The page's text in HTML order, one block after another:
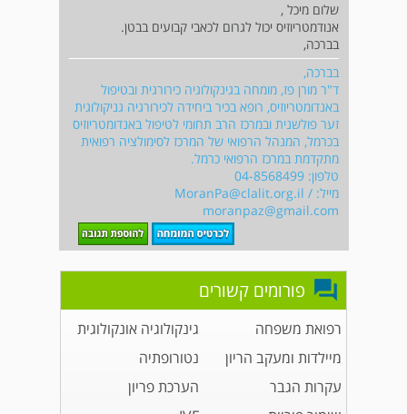
שלום מיכל ,
אנודמטריוזיס יכול לגרום לכאבי קבועים בבטן.
בברכה,
בברכה,
ד"ר מורן פז, מומחה בגינקולוגיה כירורגית ובטיפול
באנדומטריוזיס, רופא בכיר ביחידה לכירורגיה גניקולוגית
זער פולשנית ובמרכז הרב תחומי לטיפול באנדומטריוזיס
בכרמל, המנהל הרפואי של המרכז לסימולציה רפואית
מתקדמת במרכז הרפואי כרמל.
טלפון: 04-8568499
מייל:
MoranPa@clalit.org.il /
moranpaz@gmail.com
פורומים קשורים
רפואת משפחה
גינקולוגיה אונקולוגית
מיילדות ומעקב הריון
נטורופתיה
עקרות הגבר
הערכת פריון